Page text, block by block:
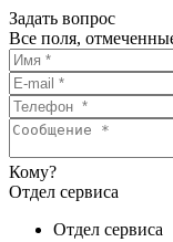
Задать вопрос
Все поля,
Кому?
Отдел сервиса
Отдел сервиса